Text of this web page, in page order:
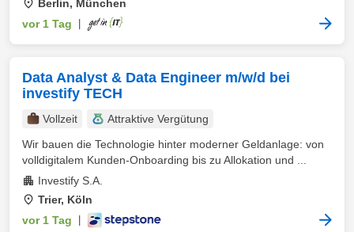
Berlin, München
vor 1 Tag
Data Analyst & Data Engineer m/w/d bei
investify TECH
Vollzeit
Attraktive Vergütung
Wir bauen die Technologie hinter moderner Geldanlage: von
volldigitalem Kunden-Onboarding bis zu Allokation und ...
Investify S.A.
Trier, Köln
vor 1 Tag